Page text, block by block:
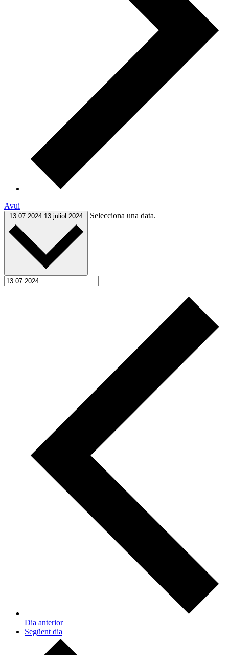
Avui
13.07.2024 13 juliol 2024 Selecciona una data.
Dia anterior
Següent dia